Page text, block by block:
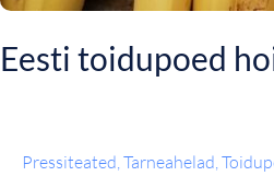
Eesti toidupoed
Pressiteated Tarneahelad